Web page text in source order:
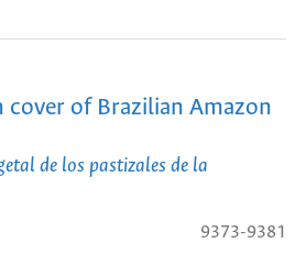
of Brazilian Amazon
de los pastizales de la
9373-9381